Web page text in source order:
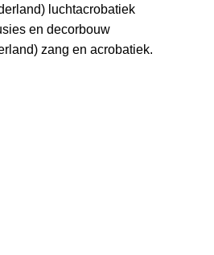
luchtacrobatiek
en decorbouw
zang en acrobatiek.